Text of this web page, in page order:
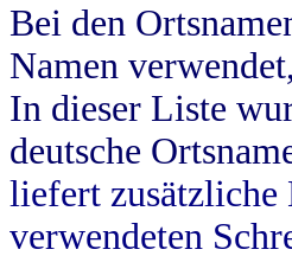
Bei den
Namen
In dieser Liste
deutsche
liefert zusätzliche
verwendeten